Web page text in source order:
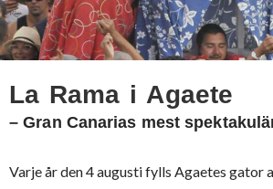
La Rama i Agaete
– Gran Canarias mest
Varje år den 4 augusti fylls Agaetes gator